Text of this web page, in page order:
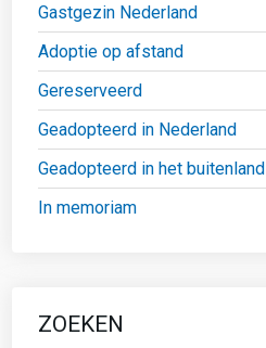
Gastgezin Nederland
Adoptie op afstand
Gereserveerd
Geadopteerd in Nederland
Geadopteerd in het buitenland
In memoriam
ZOEKEN